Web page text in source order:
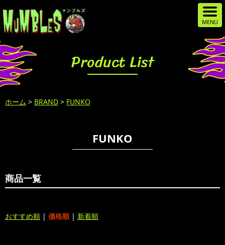
Product List
ホーム > BRAND > FUNKO
FUNKO
商品一覧
おすすめ順 | 価格順 | 新着順